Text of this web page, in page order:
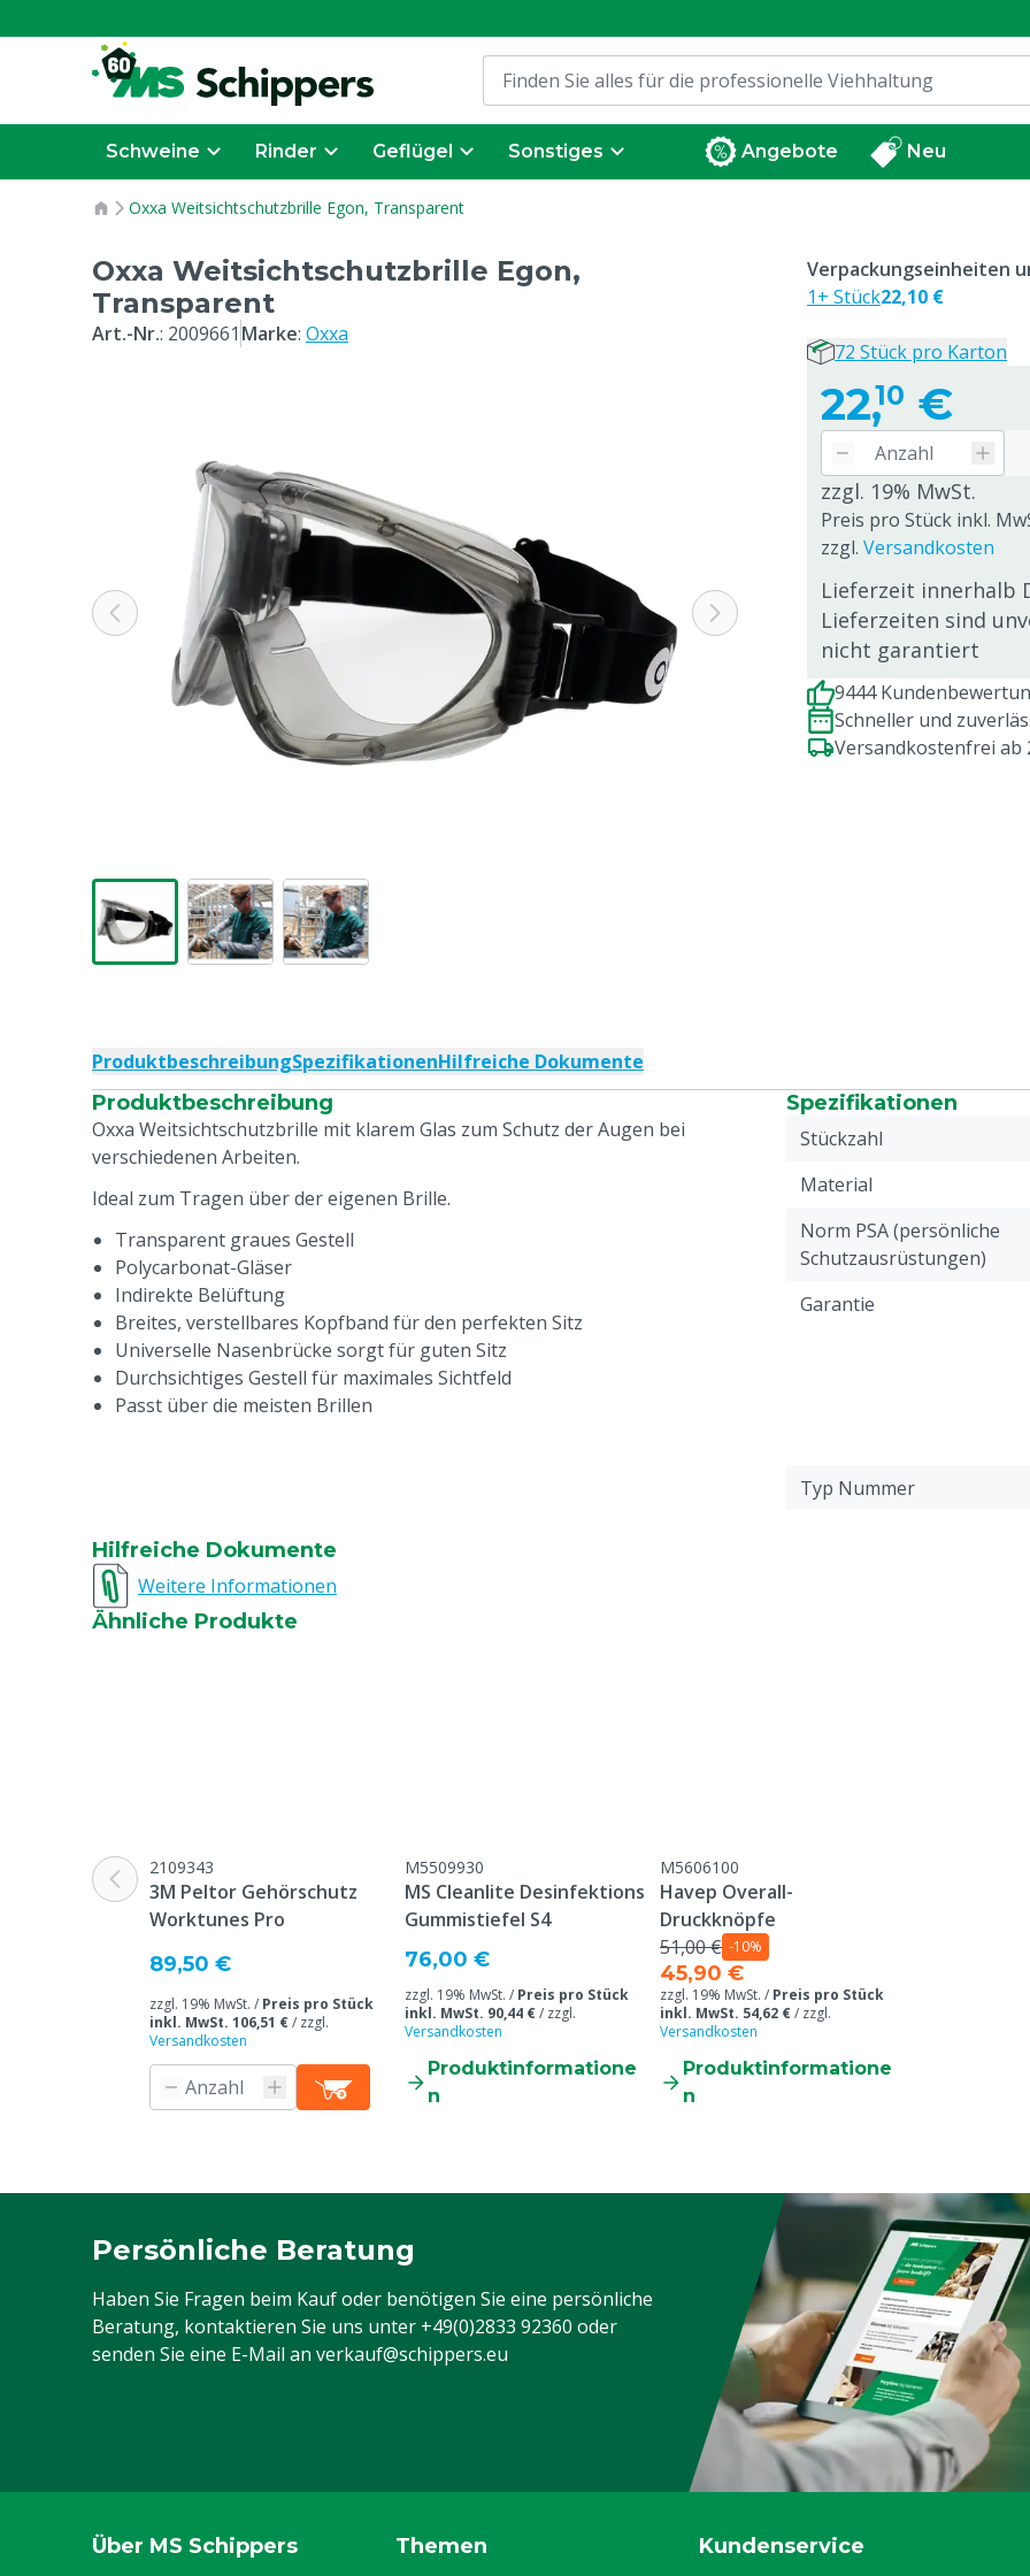
Schweine Rinder Geflügel Sonstiges Angebote Neu
Oxxa Weitsichtschutzbrille Egon, Transparent
Oxxa Weitsichtschutzbrille Egon,
Transparent
Art.-Nr.: 2009661 Marke: Oxxa
22,10 €
zzgl. 19% MwSt.
Preis pro Stück inkl.
zzgl. Versandkosten
Lieferzeit innerhalb
Lieferzeiten sind
nicht garantiert
Verpackungseinheiten
1+ Stück22,10 €
72 Stück pro Karton
9444
Schneller und
Versandkostenfrei ab
ProduktbeschreibungSpezifikationenHilfreiche Dokumente
Produktbeschreibung
Oxxa Weitsichtschutzbrille mit klarem Glas zum Schutz der Augen bei
verschiedenen Arbeiten.
Ideal zum Tragen über der eigenen Brille.
Transparent graues Gestell
Polycarbonat-Gläser
Indirekte Belüftung
Breites, verstellbares Kopfband für den perfekten Sitz
Universelle Nasenbrücke sorgt für guten Sitz
Durchsichtiges Gestell für maximales Sichtfeld
Passt über die meisten Brillen
Spezifikationen
Stückzahl
Material
Norm PSA (persönliche
Schutzausrüstungen)
Garantie
Typ Nummer
Hilfreiche Dokumente
Weitere Informationen
Ähnliche Produkte
2109343
3M Peltor Gehörschutz
Worktunes Pro
89,50 €
zzgl. 19% MwSt. / Preis pro Stück
inkl. MwSt. 106,51 €/ zzgl.
Versandkosten
M5509930
MS Cleanlite Desinfektions
Gummistiefel S4
76,00 €
zzgl. 19% MwSt. / Preis pro Stück
inkl. MwSt. 90,44 €/ zzgl.
Versandkosten
Produktinformatione
n
M5606100
Havep Overall-
Druckknöpfe
51,00 € -10%
45,90 €
zzgl. 19% MwSt. / Preis pro Stück
inkl. MwSt. 54,62 €/ zzgl.
Versandkosten
Produktinformatione
n
Persönliche Beratung
Haben Sie Fragen beim Kauf oder benötigen Sie eine persönliche
Beratung, kontaktieren Sie uns unter +49(0)2833 92360 oder
senden Sie eine E-Mail an verkauf@schippers.eu
Über MS Schippers
Themen
Kundenservice